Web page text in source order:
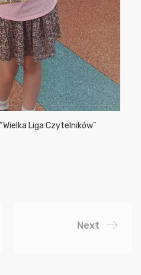
Liga Czytelników”
Next